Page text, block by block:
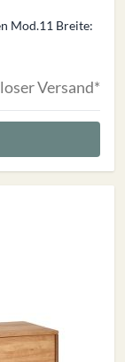
Mod.11 Breite:
Versand*